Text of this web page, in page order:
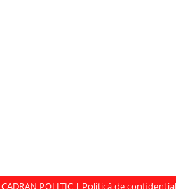
CADRAN POLITIC | Politică de